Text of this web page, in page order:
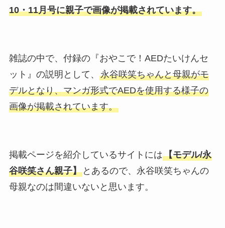
10・11月号に親子で画像が掲載されています。
雑誌の中で、付録の『おやこで！AEDたいけんセ
ット』の説明として、 永谷咲笑ちゃんと母親がモ
デルとなり、マンガ形式でAEDを使用する様子の
画像が掲載されています。
掲載ページを紹介しているサイトには【モデル/永
谷咲笑さん親子】とあるので、永谷咲笑ちゃんの
母親なのは間違いないと思います。